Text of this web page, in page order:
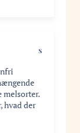
S
melsorter.
hvad der